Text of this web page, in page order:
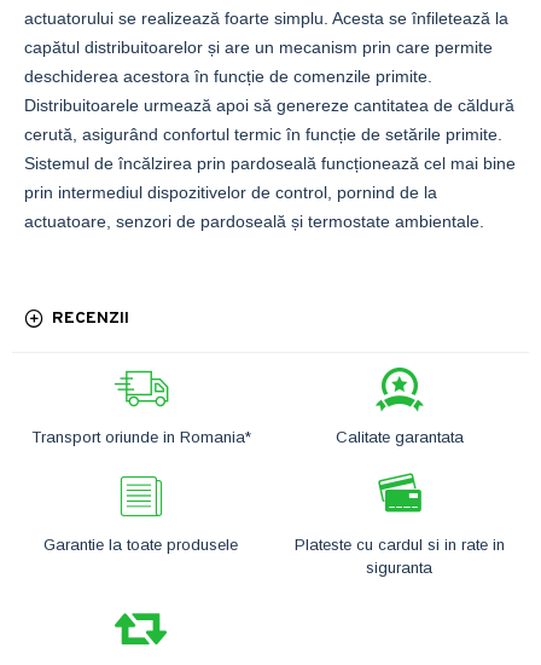
Transport oriunde in Romania* Calitate garantata
Garantie la toate produsele
Plateste cu cardul si in rate in
siguranta
actuatorului se realizează foarte simplu. Acesta se înfiletează la
capătul distribuitoarelor și are un mecanism prin care permite
deschiderea acestora în funcție de comenzile primite.
Distribuitoarele urmează apoi să genereze cantitatea de căldură
cerută, asigurând confortul termic în funcție de setările primite.
Sistemul de încălzirea prin pardoseală funcționează cel mai bine
prin intermediul dispozitivelor de control, pornind de la
actuatoare, senzori de pardoseală și termostate ambientale.
RECENZII